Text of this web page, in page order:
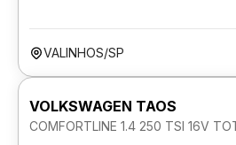
VALINHOS/SP
VOLKSWAGEN TAOS